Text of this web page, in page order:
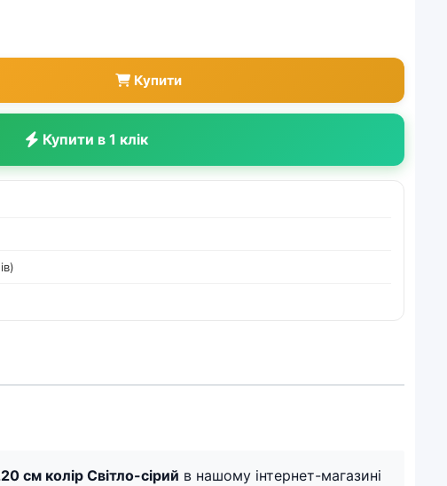
Купити
Купити в 1 клік
см колір Світло-сірий в нашому інтернет-магазині